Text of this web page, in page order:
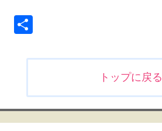
ビ
ゲ
トップに戻る